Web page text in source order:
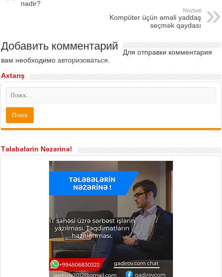
nədir?
Növbəti
Kompüter üçün əməli yaddaş
seçmək qaydası
Добавить комментарий
Для отправки комментария
вам необходимоавторизоваться
Axtarış
Tələbələrin Nəzərinə!